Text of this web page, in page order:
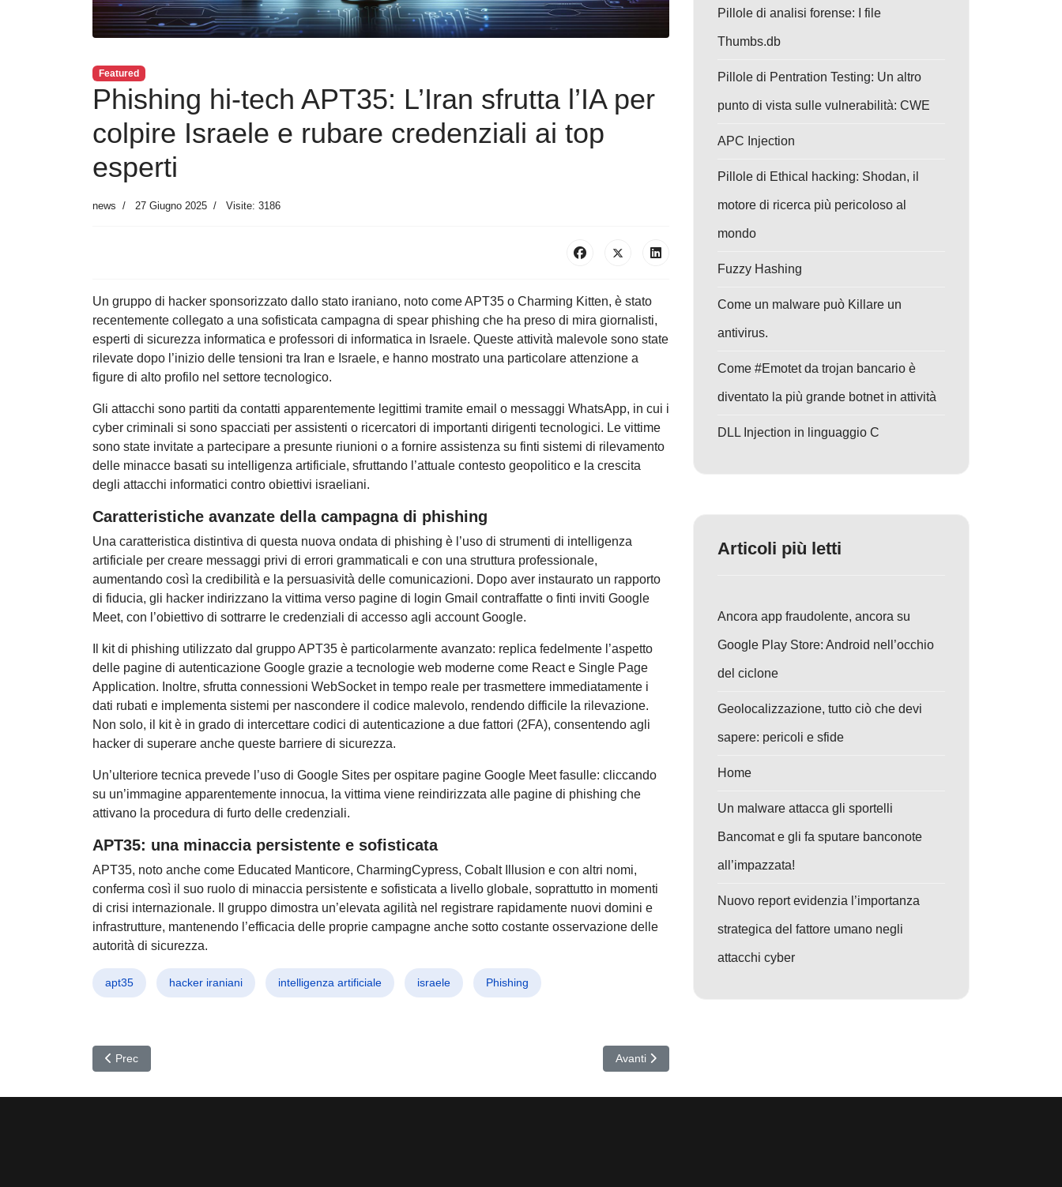
Featured
Phishing hi-tech APT35: L’Iran sfrutta l’IA per
colpire Israele e rubare credenziali ai top
esperti
news 27 Giugno 2025 Visite: 3186
Un gruppo di hacker sponsorizzato dallo stato iraniano, noto come APT35 o Charming Kitten, è stato
recentemente collegato a una sofisticata campagna di spear phishing che ha preso di mira giornalisti,
esperti di sicurezza informatica e professori di informatica in Israele. Queste attività malevole sono state
rilevate dopo l’inizio delle tensioni tra Iran e Israele, e hanno mostrato una particolare attenzione a
figure di alto profilo nel settore tecnologico.
Gli attacchi sono partiti da contatti apparentemente legittimi tramite email o messaggi WhatsApp, in cui i
cyber criminali si sono spacciati per assistenti o ricercatori di importanti dirigenti tecnologici. Le vittime
sono state invitate a partecipare a presunte riunioni o a fornire assistenza su finti sistemi di rilevamento
delle minacce basati su intelligenza artificiale, sfruttando l’attuale contesto geopolitico e la crescita
degli attacchi informatici contro obiettivi israeliani.
Caratteristiche avanzate della campagna di phishing
Una caratteristica distintiva di questa nuova ondata di phishing è l’uso di strumenti di intelligenza
artificiale per creare messaggi privi di errori grammaticali e con una struttura professionale,
aumentando così la credibilità e la persuasività delle comunicazioni. Dopo aver instaurato un rapporto
di fiducia, gli hacker indirizzano la vittima verso pagine di login Gmail contraffatte o finti inviti Google
Meet, con l’obiettivo di sottrarre le credenziali di accesso agli account Google.
Il kit di phishing utilizzato dal gruppo APT35 è particolarmente avanzato: replica fedelmente l’aspetto
delle pagine di autenticazione Google grazie a tecnologie web moderne come React e Single Page
Application. Inoltre, sfrutta connessioni WebSocket in tempo reale per trasmettere immediatamente i
dati rubati e implementa sistemi per nascondere il codice malevolo, rendendo difficile la rilevazione.
Non solo, il kit è in grado di intercettare codici di autenticazione a due fattori (2FA), consentendo agli
hacker di superare anche queste barriere di sicurezza.
Un’ulteriore tecnica prevede l’uso di Google Sites per ospitare pagine Google Meet fasulle: cliccando
su un’immagine apparentemente innocua, la vittima viene reindirizzata alle pagine di phishing che
attivano la procedura di furto delle credenziali.
APT35: una minaccia persistente e sofisticata
APT35, noto anche come Educated Manticore, CharmingCypress, Cobalt Illusion e con altri nomi,
conferma così il suo ruolo di minaccia persistente e sofisticata a livello globale, soprattutto in momenti
di crisi internazionale. Il gruppo dimostra un’elevata agilità nel registrare rapidamente nuovi domini e
infrastrutture, mantenendo l’efficacia delle proprie campagne anche sotto costante osservazione delle
autorità di sicurezza.
apt35 hacker iraniani intelligenza artificiale israele Phishing
Articolo precedente: ClickFix e FileFix: L’inganno evoluto che trasforma un semplice click in un attacco invisibile
Prec Articolo successivo: EchoLeak: La prima falla zero-click su Copilot svela i nuovi rischi AI
Avanti
Pillole di analisi forense: I file
Thumbs.db
Pillole di Pentration Testing: Un altro
punto di vista sulle vulnerabilità: CWE
APC Injection
Pillole di Ethical hacking: Shodan, il
motore di ricerca più pericoloso al
mondo
Fuzzy Hashing
Come un malware può Killare un
antivirus.
Come #Emotet da trojan bancario è
diventato la più grande botnet in attività
DLL Injection in linguaggio C
Articoli più letti
Ancora app fraudolente, ancora su
Google Play Store: Android nell’occhio
del ciclone
Geolocalizzazione, tutto ciò che devi
sapere: pericoli e sfide
Home
Un malware attacca gli sportelli
Bancomat e gli fa sputare banconote
all’impazzata!
Nuovo report evidenzia l’importanza
strategica del fattore umano negli
attacchi cyber